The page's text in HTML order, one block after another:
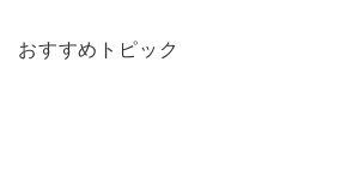
おすすめトピック